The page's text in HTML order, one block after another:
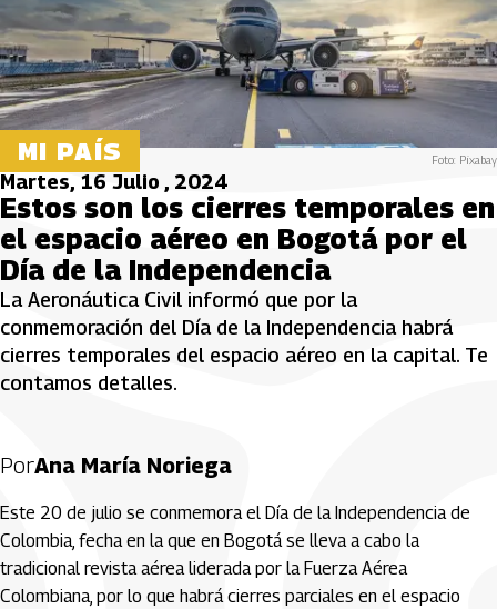
MI PAÍS Foto: Pixabay
Martes, 16 Julio , 2024
Estos son los cierres temporales en
el espacio aéreo en Bogotá por el
Día de la Independencia
La Aeronáutica Civil informó que por la
conmemoración del Día de la Independencia habrá
cierres temporales del espacio aéreo en la capital. Te
contamos detalles.
PorAna María Noriega
Este 20 de julio se conmemora el Día de la Independencia de
Colombia, fecha en la que en Bogotá se lleva a cabo la
tradicional revista aérea liderada por la Fuerza Aérea
Colombiana, por lo que habrá cierres parciales en el espacio